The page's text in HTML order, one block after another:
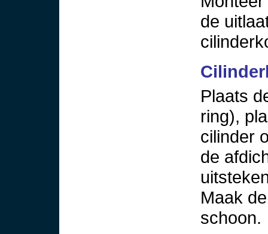
de
Plaats
ring),
cilinder
de
Maak
schoon.